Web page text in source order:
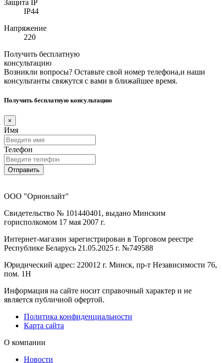
Защита IP
IP44
Напряжение
220
Получить бесплатную
консультацию
Возникли вопросы? Оставьте свой номер телефона,и наши
консультанты свяжутся с вами в ближайшее время.
Получить бесплатную консультацию
×
Имя
Телефон
Отправить
ООО "Орионлайт"
Свидетельство № 101440401, выдано Минским
горисполкомом 17 мая 2007 г.
Интернет-магазин зарегистрирован в Торговом реестре
Республике Беларусь 21.05.2025 г. №749588
Юридический адрес: 220012 г. Минск, пр-т Независимости 76,
пом. 1Н
Информация на сайте носит справочный характер и не
является публичной офертой.
Политика конфиденциальности
Карта сайта
О компании
Новости